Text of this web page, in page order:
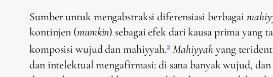
Sumber untuk mengabstraksi diferensiasi berbagai
kontinjen (mumkin) sebagai efek dari kausa prima yang
komposisi wujud dan mahiyyah.2 Mahiyyahyang
dan intelektual mengafirmasi: di sana banyak wujud,